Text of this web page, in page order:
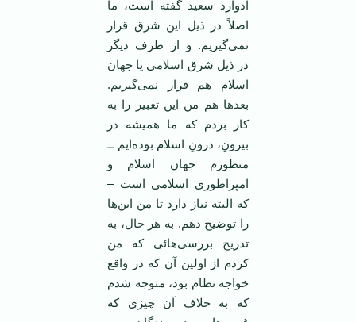
ادوارد سعید گفته است، ما
اصلاً در ذیل این شرق قرار
نمی‌گیریم. و از طرف دیگر
در ذیل شرق اسلامی یا جهان
اسلام هم قرار نمی‌گیریم.
بعدها هم من این تعبیر را به
کار بردم که ما همیشه در
بیرونِ، درونِ اسلام بوده‌ایم ــ
منظورم جهان اسلام و
امپراطوری اسلامی است –
که البته نیاز دارد تا من این‌ها
را توضیح دهم. به هر حال، به
تدریج بررسی‌هائی که من
کردم از اولین آن که در واقع
خواجه نظام بود، متوجه شدم
که به خلاف آن چیزی که